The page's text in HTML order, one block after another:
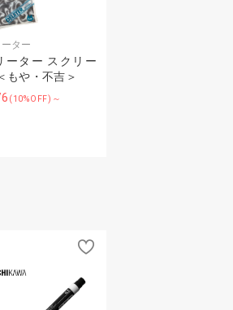
ター
ーター スクリー
もや・不吉＞
(10%OFF)～